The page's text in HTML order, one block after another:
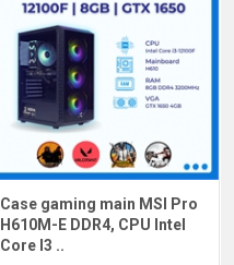
Case gaming main MSI Pro
H610M-E DDR4, CPU Intel
Core I3 ..